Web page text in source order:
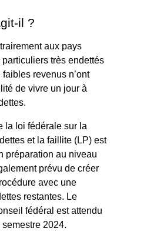
il ?
aux pays
particuliers très endettés
revenus n’ont
de vivre un jour à
.
la loi fédérale sur la
et la faillite (LP) est
préparation au niveau
prévu de créer
avec une
restantes. Le
fédéral est attendu
2024.